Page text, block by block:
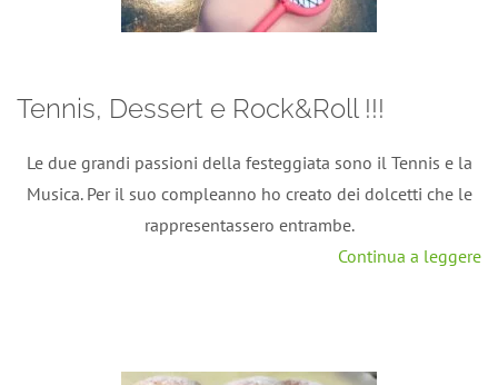
Tennis, Dessert e Rock&Roll !!!
Le due grandi passioni della festeggiata sono il Tennis e la
Musica. Per il suo compleanno ho creato dei dolcetti che le
rappresentassero entrambe.
Continua a leggere